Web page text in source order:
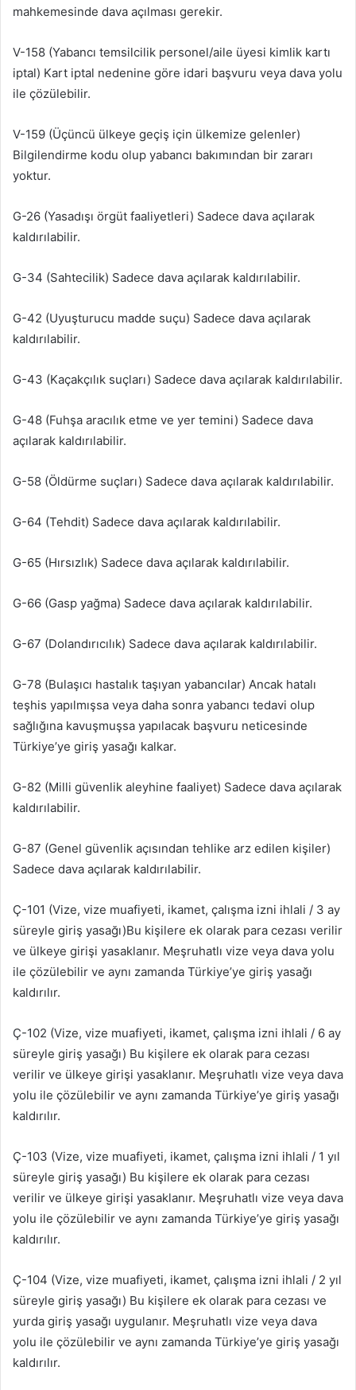
mahkemesinde dava açılması gerekir.
V-158 (Yabancı temsilcilik personel/aile üyesi kimlik kartı
iptal) Kart iptal nedenine göre idari başvuru veya dava yolu
ile çözülebilir.
V-159 (Üçüncü ülkeye geçiş için ülkemize gelenler)
Bilgilendirme kodu olup yabancı bakımından bir zararı
yoktur.
G-26 (Yasadışı örgüt faaliyetleri) Sadece dava açılarak
kaldırılabilir.
G-34 (Sahtecilik) Sadece dava açılarak kaldırılabilir.
G-42 (Uyuşturucu madde suçu) Sadece dava açılarak
kaldırılabilir.
G-43 (Kaçakçılık suçları) Sadece dava açılarak kaldırılabilir.
G-48 (Fuhşa aracılık etme ve yer temini) Sadece dava
açılarak kaldırılabilir.
G-58 (Öldürme suçları) Sadece dava açılarak kaldırılabilir.
G-64 (Tehdit) Sadece dava açılarak kaldırılabilir.
G-65 (Hırsızlık) Sadece dava açılarak kaldırılabilir.
G-66 (Gasp yağma) Sadece dava açılarak kaldırılabilir.
G-67 (Dolandırıcılık) Sadece dava açılarak kaldırılabilir.
G-78 (Bulaşıcı hastalık taşıyan yabancılar) Ancak hatalı
teşhis yapılmışsa veya daha sonra yabancı tedavi olup
sağlığına kavuşmuşsa yapılacak başvuru neticesinde
Türkiye’ye giriş yasağı kalkar.
G-82 (Milli güvenlik aleyhine faaliyet) Sadece dava açılarak
kaldırılabilir.
G-87 (Genel güvenlik açısından tehlike arz edilen kişiler)
Sadece dava açılarak kaldırılabilir.
Ç-101 (Vize, vize muafiyeti, ikamet, çalışma izni ihlali / 3 ay
süreyle giriş yasağı)Bu kişilere ek olarak para cezası verilir
ve ülkeye girişi yasaklanır. Meşruhatlı vize veya dava yolu
ile çözülebilir ve aynı zamanda Türkiye’ye giriş yasağı
kaldırılır.
Ç-102 (Vize, vize muafiyeti, ikamet, çalışma izni ihlali / 6 ay
süreyle giriş yasağı) Bu kişilere ek olarak para cezası
verilir ve ülkeye girişi yasaklanır. Meşruhatlı vize veya dava
yolu ile çözülebilir ve aynı zamanda Türkiye’ye giriş yasağı
kaldırılır.
Ç-103 (Vize, vize muafiyeti, ikamet, çalışma izni ihlali / 1 yıl
süreyle giriş yasağı) Bu kişilere ek olarak para cezası
verilir ve ülkeye girişi yasaklanır. Meşruhatlı vize veya dava
yolu ile çözülebilir ve aynı zamanda Türkiye’ye giriş yasağı
kaldırılır.
Ç-104 (Vize, vize muafiyeti, ikamet, çalışma izni ihlali / 2 yıl
süreyle giriş yasağı) Bu kişilere ek olarak para cezası ve
yurda giriş yasağı uygulanır. Meşruhatlı vize veya dava
yolu ile çözülebilir ve aynı zamanda Türkiye’ye giriş yasağı
kaldırılır.